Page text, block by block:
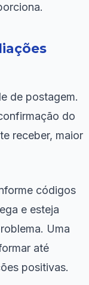
de postagem.
do
receber, maior
códigos
e esteja
Uma
até
positivas.